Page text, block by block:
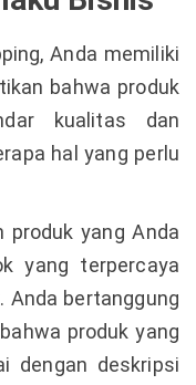
Anda memiliki
bahwa produk
kualitas dan
hal yang perlu
produk yang Anda
yang terpercaya
Anda bertanggung
produk yang
dengan deskripsi